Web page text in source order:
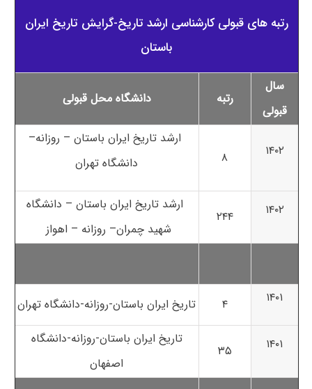
رتبه های قبولی کارشناسی ارشد تاریخ-گرایش تاریخ ایران
باستان
سال
قبولی
رتبه دانشگاه محل قبولی
۱۴۰۲ ۸
ارشد تاریخ ایران باستان – روزانه–
دانشگاه تهران
۱۴۰۲ ۲۴۴
ارشد تاریخ ایران باستان – دانشگاه
شهید چمران– روزانه – اهواز
۱۴۰۱ ۴ تاریخ ایران باستان-روزانه-دانشگاه تهران
۱۴۰۱ ۳۵
تاریخ ایران باستان-روزانه-دانشگاه
اصفهان